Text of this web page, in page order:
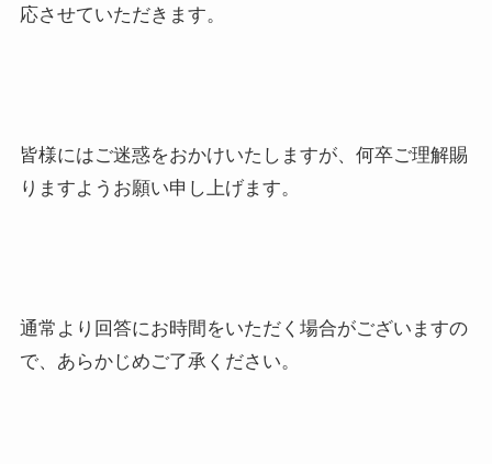
応させていただきます。
皆様にはご迷惑をおかけいたしますが、何卒ご理解賜
りますようお願い申し上げます。
通常より回答にお時間をいただく場合がございますの
で、あらかじめご了承ください。